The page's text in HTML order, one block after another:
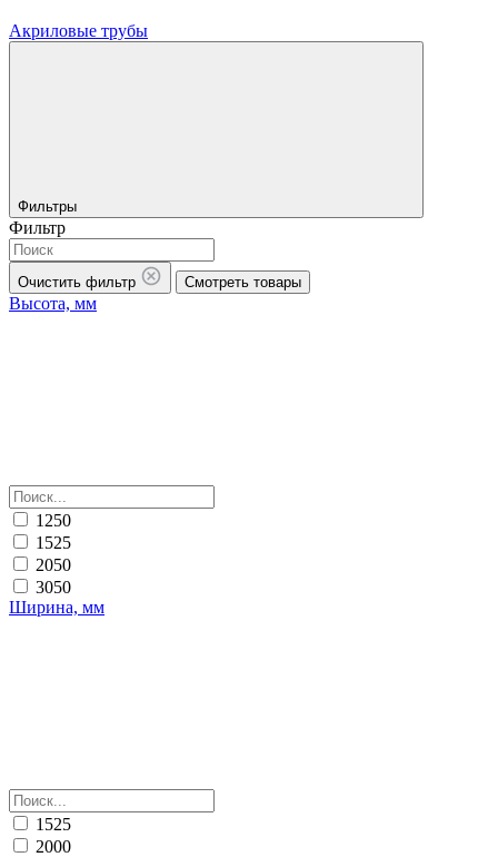
Акриловые трубы
Фильтры
Фильтр
Очистить фильтр Смотреть товары
Высота, мм
1250
1525
2050
3050
Ширина, мм
1525
2000